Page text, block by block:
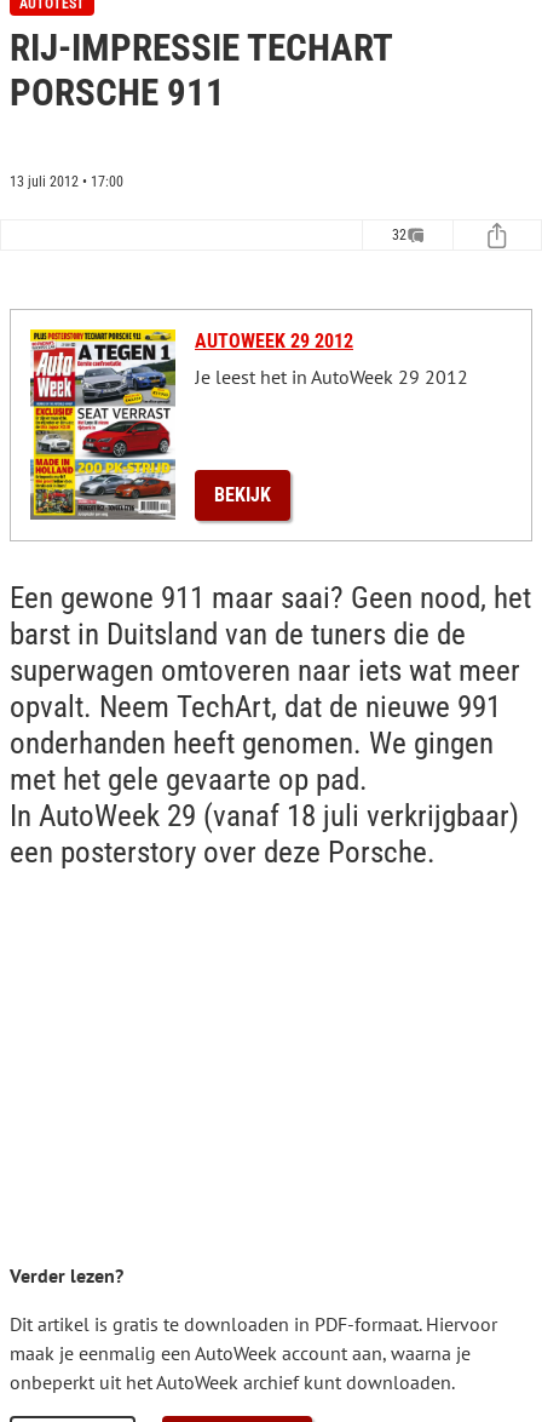
AUTOTEST
RIJ-IMPRESSIE TECHART
PORSCHE 911
13 juli 2012 • 17:00
32
AUTOWEEK 29 2012
Je leest het in AutoWeek 29 2012
BEKIJK
Een gewone 911 maar saai? Geen nood, het
barst in Duitsland van de tuners die de
superwagen omtoveren naar iets wat meer
opvalt. Neem TechArt, dat de nieuwe 991
onderhanden heeft genomen. We gingen
met het gele gevaarte op pad.
In AutoWeek 29 (vanaf 18 juli verkrijgbaar)
een posterstory over deze Porsche.
Verder lezen?
Dit artikel is gratis te downloaden in PDF-formaat. Hiervoor
maak je eenmalig een AutoWeek account aan, waarna je
onbeperkt uit het AutoWeek archief kunt downloaden.